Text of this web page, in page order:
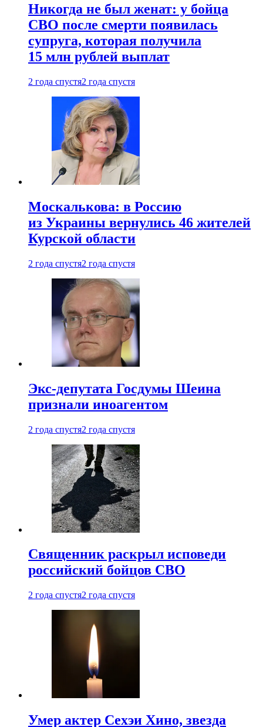
Никогда не был женат: у бойца
СВО после смерти появилась
супруга, которая получила
15 млн рублей выплат
2 года спустя2 года спустя
Москалькова: в Россию
из Украины вернулись 46 жителей
Курской области
2 года спустя2 года спустя
Экс-депутата Госдумы Шеина
признали иноагентом
2 года спустя2 года спустя
Священник раскрыл исповеди
российский бойцов СВО
2 года спустя2 года спустя
Умер актер Сехэи Хино, звезда